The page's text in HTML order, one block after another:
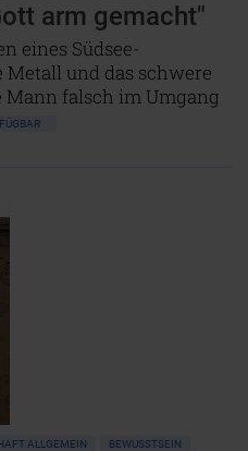
arm gemacht"
eines Südsee-
Metall und das schwere
Mann falsch im Umgang
ALLGEMEIN
BEWUSSTSEIN